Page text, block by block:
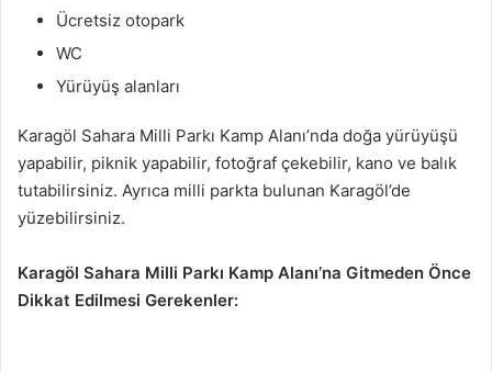
Ücretsiz otopark
WC
Yürüyüş alanları
Karagöl Sahara Milli Parkı Kamp Alanı’nda doğa yürüyüşü
yapabilir, piknik yapabilir, fotoğraf çekebilir, kano ve balık
tutabilirsiniz. Ayrıca milli parkta bulunan Karagöl’de
yüzebilirsiniz.
Karagöl Sahara Milli Parkı Kamp Alanı’na Gitmeden Önce
Dikkat Edilmesi Gerekenler: